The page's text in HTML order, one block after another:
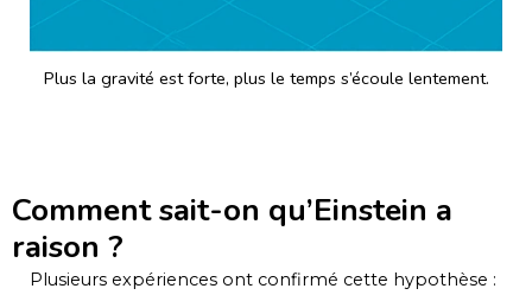
Plus la gravité est forte, plus le temps s’écoule lentement.
Comment sait-on qu’Einstein a
raison ?
Plusieurs expériences ont confirmé cette hypothèse :